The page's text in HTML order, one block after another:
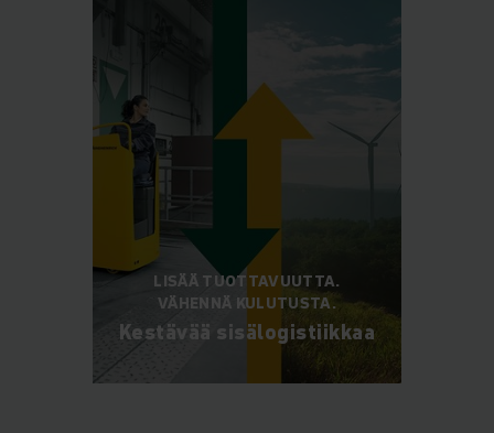
LISÄÄ TUOTTAVUUTTA.
VÄHENNÄ KULUTUSTA.
Kestävää sisälogistiikkaa